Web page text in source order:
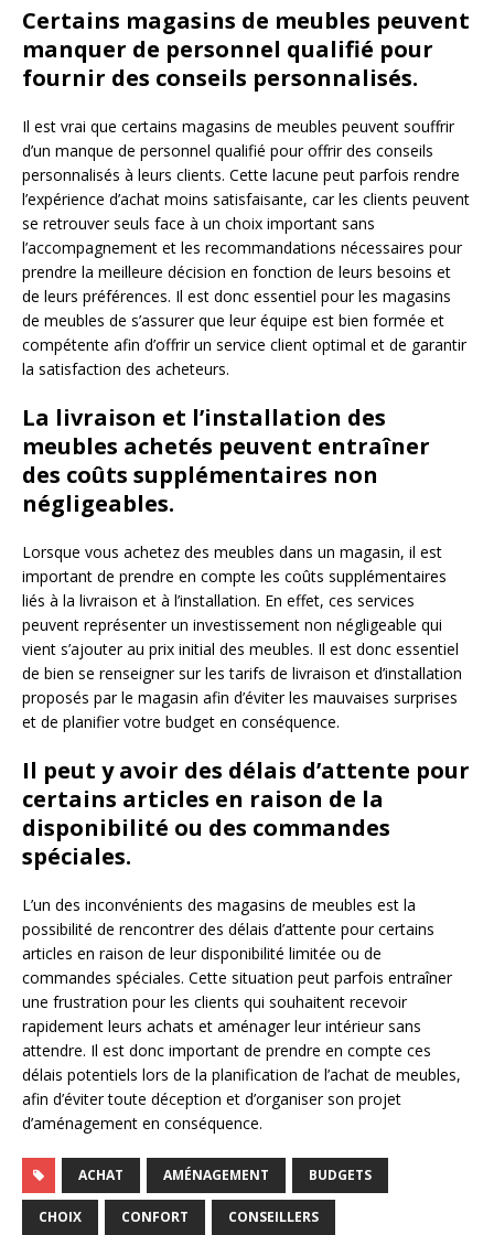
Certains magasins de meubles peuvent
manquer de personnel qualifié pour
fournir des conseils personnalisés.
Il est vrai que certains magasins de meubles peuvent souffrir
d’un manque de personnel qualifié pour offrir des conseils
personnalisés à leurs clients. Cette lacune peut parfois rendre
l’expérience d’achat moins satisfaisante, car les clients peuvent
se retrouver seuls face à un choix important sans
l’accompagnement et les recommandations nécessaires pour
prendre la meilleure décision en fonction de leurs besoins et
de leurs préférences. Il est donc essentiel pour les magasins
de meubles de s’assurer que leur équipe est bien formée et
compétente afin d’offrir un service client optimal et de garantir
la satisfaction des acheteurs.
La livraison et l’installation des
meubles achetés peuvent entraîner
des coûts supplémentaires non
négligeables.
Lorsque vous achetez des meubles dans un magasin, il est
important de prendre en compte les coûts supplémentaires
liés à la livraison et à l’installation. En effet, ces services
peuvent représenter un investissement non négligeable qui
vient s’ajouter au prix initial des meubles. Il est donc essentiel
de bien se renseigner sur les tarifs de livraison et d’installation
proposés par le magasin afin d’éviter les mauvaises surprises
et de planifier votre budget en conséquence.
Il peut y avoir des délais d’attente pour
certains articles en raison de la
disponibilité ou des commandes
spéciales.
L’un des inconvénients des magasins de meubles est la
possibilité de rencontrer des délais d’attente pour certains
articles en raison de leur disponibilité limitée ou de
commandes spéciales. Cette situation peut parfois entraîner
une frustration pour les clients qui souhaitent recevoir
rapidement leurs achats et aménager leur intérieur sans
attendre. Il est donc important de prendre en compte ces
délais potentiels lors de la planification de l’achat de meubles,
afin d’éviter toute déception et d’organiser son projet
d’aménagement en conséquence.
ACHAT AMÉNAGEMENT BUDGETS
CHOIX CONFORT CONSEILLERS